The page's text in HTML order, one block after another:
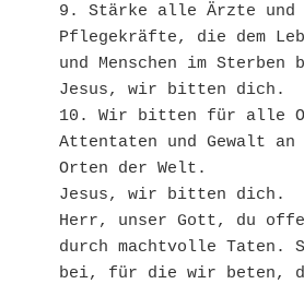
9. Stärke alle Ärzte und
Pflegekräfte, die dem
und Menschen im Sterben
Jesus, wir bitten dich.
10. Wir bitten für alle
Attentaten und Gewalt
Orten der Welt.
Jesus, wir bitten dich.
Herr, unser Gott, du
durch machtvolle Taten.
bei, für die wir beten,